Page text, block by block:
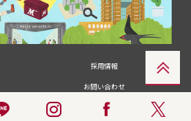
採用情報
お問い合わせ
卒業生の皆さま